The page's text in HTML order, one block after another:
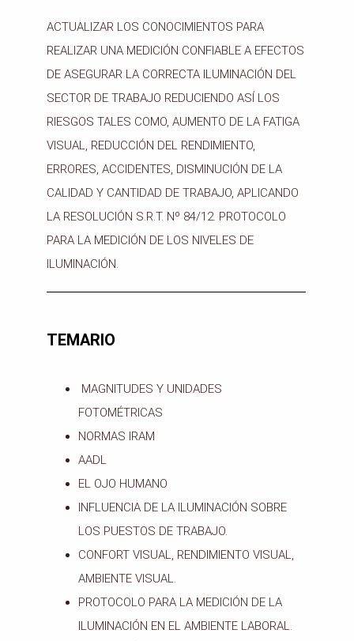
ACTUALIZAR LOS CONOCIMIENTOS PARA
REALIZAR UNA MEDICIÓN CONFIABLE A EFECTOS
DE ASEGURAR LA CORRECTA ILUMINACIÓN DEL
SECTOR DE TRABAJO REDUCIENDO ASÍ LOS
RIESGOS TALES COMO, AUMENTO DE LA FATIGA
VISUAL, REDUCCIÓN DEL RENDIMIENTO,
ERRORES, ACCIDENTES, DISMINUCIÓN DE LA
CALIDAD Y CANTIDAD DE TRABAJO, APLICANDO
LA RESOLUCIÓN S.R.T. Nº 84/12. PROTOCOLO
PARA LA MEDICIÓN DE LOS NIVELES DE
ILUMINACIÓN.
TEMARIO
MAGNITUDES Y UNIDADES
FOTOMÉTRICAS
NORMAS IRAM
AADL
EL OJO HUMANO
INFLUENCIA DE LA ILUMINACIÓN SOBRE
LOS PUESTOS DE TRABAJO.
CONFORT VISUAL, RENDIMIENTO VISUAL,
AMBIENTE VISUAL.
PROTOCOLO PARA LA MEDICIÓN DE LA
ILUMINACIÓN EN EL AMBIENTE LABORAL.